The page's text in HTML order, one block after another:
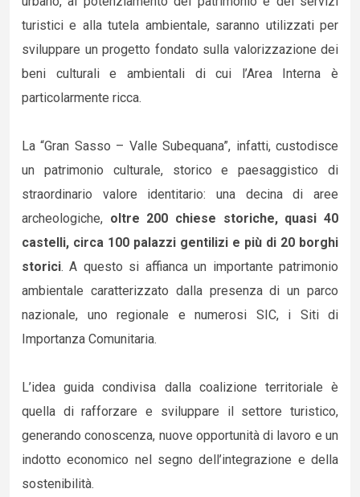
turistici e alla tutela ambientale, saranno utilizzati per
sviluppare un progetto fondato sulla valorizzazione dei
beni culturali e ambientali di cui l’Area Interna è
particolarmente ricca.
La “Gran Sasso – Valle Subequana”, infatti, custodisce
un patrimonio culturale, storico e paesaggistico di
straordinario valore identitario: una decina di aree
archeologiche, oltre 200 chiese storiche, quasi 40
castelli, circa 100 palazzi gentilizi e più di 20 borghi
storici. A questo si affianca un importante patrimonio
ambientale caratterizzato dalla presenza di un parco
nazionale, uno regionale e numerosi SIC, i Siti di
Importanza Comunitaria.
L’idea guida condivisa dalla coalizione territoriale è
quella di rafforzare e sviluppare il settore turistico,
generando conoscenza, nuove opportunità di lavoro e un
indotto economico nel segno dell’integrazione e della
sostenibilità.